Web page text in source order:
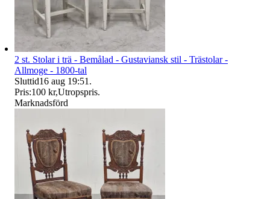
2 st. Stolar i trä - Bemålad - Gustaviansk stil - Trästolar -
Allmoge - 1800-tal
Sluttid16 aug 19:51 .
Pris:100 kr,Utropspris.
Marknadsförd